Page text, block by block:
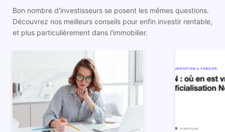
Bon nombre d'investisseurs se posent les mêmes questions.
Découvrez nos meilleurs conseils pour enfin investir rentable,
et plus particulièrement dans l'immobilier.